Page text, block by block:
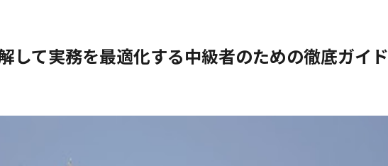
して実務を最適化する中級者のための徹底ガイド